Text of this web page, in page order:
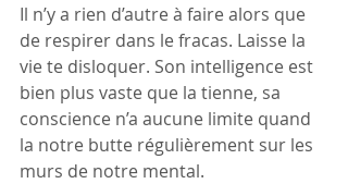
Il n’y a rien d’autre à faire alors que
de respirer dans le fracas. Laisse la
vie te disloquer. Son intelligence est
bien plus vaste que la tienne, sa
conscience n’a aucune limite quand
la notre butte régulièrement sur les
murs de notre mental.